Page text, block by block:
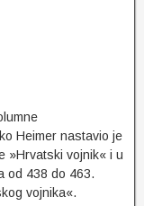
Heimer nastavio je
»Hrvatski vojnik« i u
od 438 do 463.
vojnika«.